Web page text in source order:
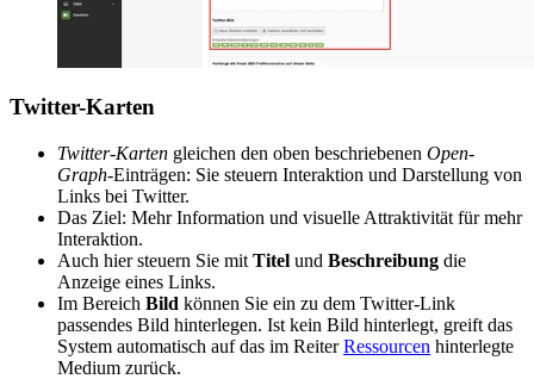
Twitter-Karten
Twitter-Karten gleichen den oben beschriebenen Open-
Graph-Einträgen: Sie steuern Interaktion und Darstellung von
Links bei Twitter.
Das Ziel: Mehr Information und visuelle Attraktivität für mehr
Interaktion.
Auch hier steuern Sie mit Titel und Beschreibung die
Anzeige eines Links.
Im Bereich Bild können Sie ein zu dem Twitter-Link
passendes Bild hinterlegen. Ist kein Bild hinterlegt, greift das
System automatisch auf das im ReiterRessourcen hinterlegte
Medium zurück.